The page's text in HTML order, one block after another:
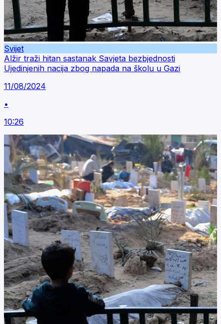
Svijet
Alžir traži hitan sastanak Savjeta bezbjednosti
Ujedinjenih nacija zbog napada na školu u Gazi
11/08/2024
•
10:26